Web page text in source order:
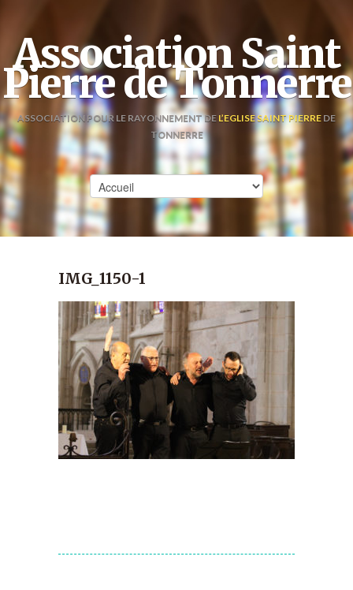
Association Saint
Pierre de Tonnerre
ASSOCIATION POUR LE RAYONNEMENT DE L’EGLISE SAINT PIERRE DE
TONNERRE
IMG_1150-1